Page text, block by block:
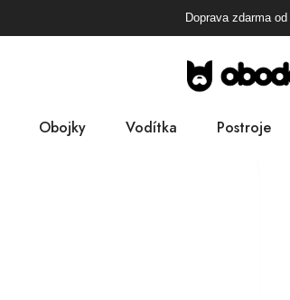
Doprava zdarma od
Obojky Vodítka Postroje